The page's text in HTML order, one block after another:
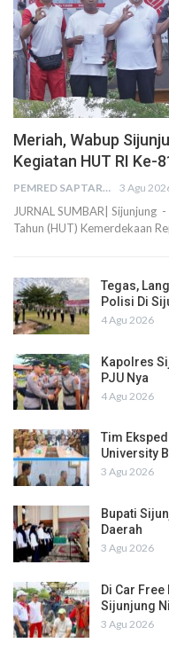
Meriah, Wabup
Kegiatan HUT RI Ke-
PEMRED SAPTARIUS 3 Agu
JURNAL SUMBAR| Sijunjung
Tahun (HUT) Kemerdekaan
Tegas,
Polisi Di
4 Agu 2026
Kapolres
PJU Nya
4 Agu 2026
Tim
University
3 Agu 2026
Bupati
Daerah
3 Agu 2026
Di Car
Sijunjung
3 Agu 2026